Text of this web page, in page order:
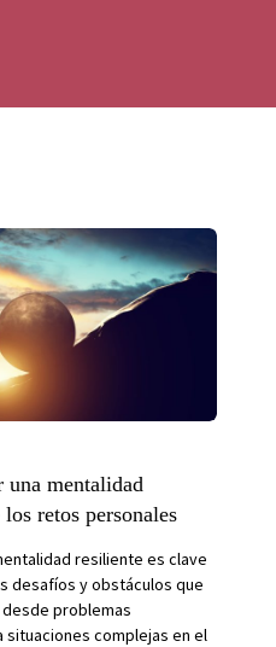
mentalidad
retos personales
resiliente es clave
desafíos y obstáculos que
problemas
situaciones complejas en el